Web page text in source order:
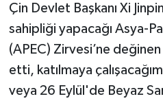
Çin Devlet Başkanı Xi
sahipliği yapacağı Asya-
(APEC) Zirvesi’ne
etti, katılmaya
veya 26 Eylül'de Beyaz